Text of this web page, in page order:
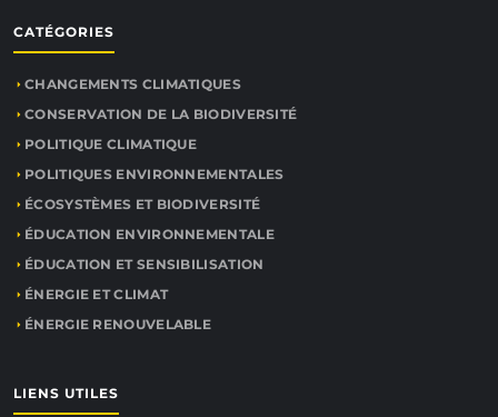
CATÉGORIES
CHANGEMENTS CLIMATIQUES
CONSERVATION DE LA BIODIVERSITÉ
POLITIQUE CLIMATIQUE
POLITIQUES ENVIRONNEMENTALES
ÉCOSYSTÈMES ET BIODIVERSITÉ
ÉDUCATION ENVIRONNEMENTALE
ÉDUCATION ET SENSIBILISATION
ÉNERGIE ET CLIMAT
ÉNERGIE RENOUVELABLE
LIENS UTILES